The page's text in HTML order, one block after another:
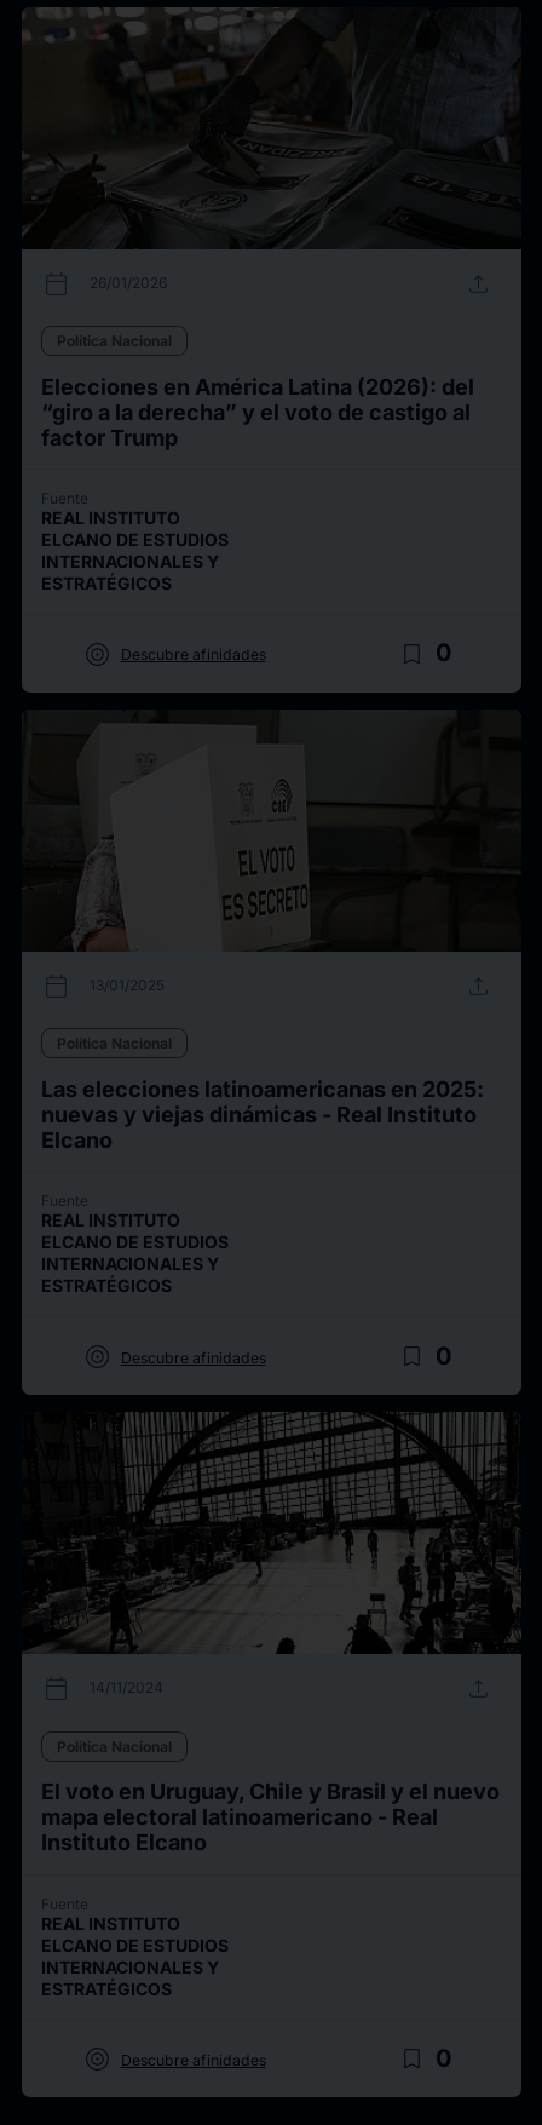
calendar_today 26/01/2026 upload
Política Nacional
Elecciones en América Latina (2026): del
“giro a la derecha” y el voto de castigo al
factor Trump
Fuente
REAL INSTITUTO
ELCANO DE ESTUDIOS
INTERNACIONALES Y
ESTRATÉGICOS
target Descubre afinidades bookmark_border 0
calendar_today 13/01/2025 upload
Política Nacional
Las elecciones latinoamericanas en 2025:
nuevas y viejas dinámicas - Real Instituto
Elcano
Fuente
REAL INSTITUTO
ELCANO DE ESTUDIOS
INTERNACIONALES Y
ESTRATÉGICOS
target Descubre afinidades bookmark_border 0
calendar_today 14/11/2024 upload
Política Nacional
El voto en Uruguay, Chile y Brasil y el nuevo
mapa electoral latinoamericano - Real
Instituto Elcano
Fuente
REAL INSTITUTO
ELCANO DE ESTUDIOS
INTERNACIONALES Y
ESTRATÉGICOS
target Descubre afinidades bookmark_border 0